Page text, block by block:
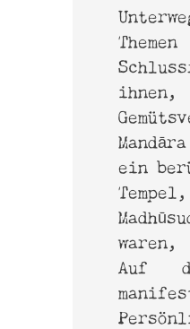
ein
Auf